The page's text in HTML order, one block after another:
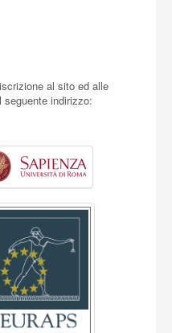
al sito ed alle
indirizzo: